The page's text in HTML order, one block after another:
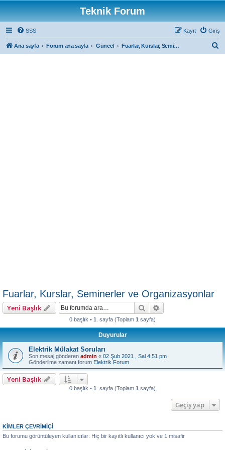
Teknik Forum
SSS Giriş
Kayıt
Ana sayfa Forum ana sayfa Güncel Fuarlar, Kurslar, Seminerler ve Organizasyonlar
Fuarlar, Kurslar, Seminerler ve Organizasyonlar
Yeni Başlık Ara
0 başlık • 1 . sayfa (Toplam 1 sayfa)
Duyurular
Elektrik Mülakat Soruları
Son mesaj gönderen admin « 02 Şub 2021 , Sal 4:51 pm
Gönderilme zamanı forum Elektrik Forum
Yeni Başlık
0 başlık • 1 . sayfa (Toplam 1 sayfa)
Geçiş yap
KIMLER ÇEVRIMIÇI
Bu forumu görüntüleyen kullanıcılar: Hiç bir kayıtlı kullanıcı yok ve 1 misafir